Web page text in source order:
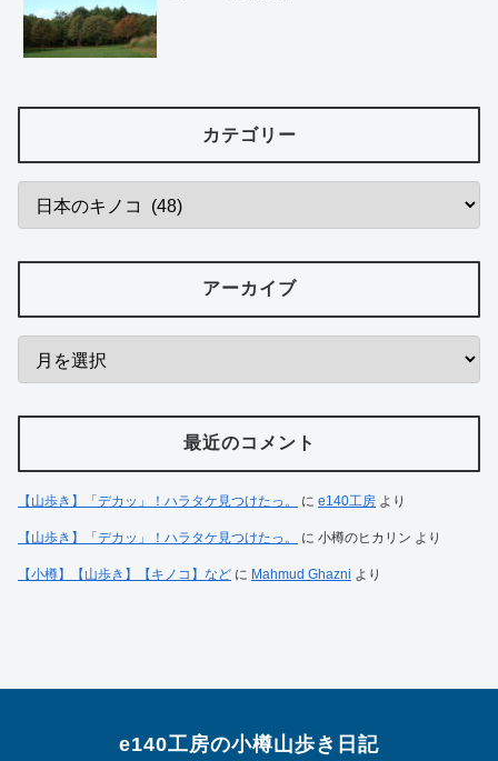
カテゴリー
アーカイブ
最近のコメント
【山歩き】「デカッ」！ハラタケ見つけたっ。 に e140工房 より
【山歩き】「デカッ」！ハラタケ見つけたっ。 に 小樽のヒカリン より
【小樽】【山歩き】【キノコ】など に Mahmud Ghazni より
e140工房の小樽山歩き日記